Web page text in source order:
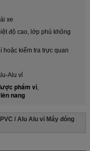
xe
độ cao, lớp phủ không
hoặc kiểm tra trực quan
Alu vỉ
phẩm vỉ,
nang
/ Alu Alu vỉ Máy đóng